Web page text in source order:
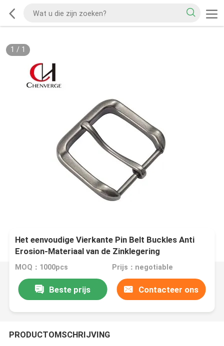
1 / 1
Het eenvoudige Vierkante Pin Belt Buckles Anti
Erosion-Materiaal van de Zinklegering
MOQ：1000pcs Prijs：negotiable
Beste prijs Contacteer ons
PRODUCTOMSCHRIJVING